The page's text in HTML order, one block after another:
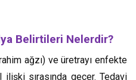
Belirtileri Nelerdir?
ağzı) ve üretrayı enfekte
sırasında geçer. Tedavi